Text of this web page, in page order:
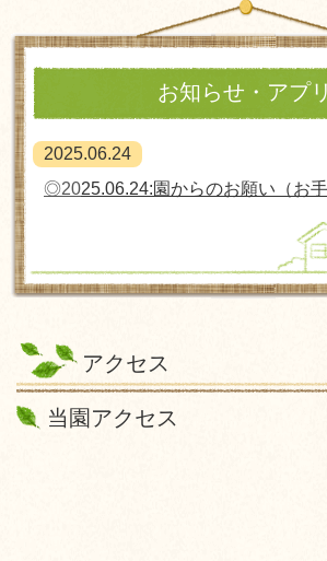
お知らせ・アプリ
2025.06.24
◎2025.06.24:園からのお願い（お手
アクセス
当園アクセス